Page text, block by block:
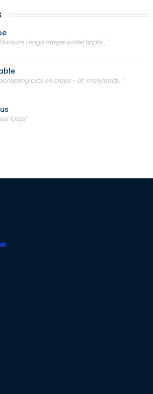
| tioga arttipe wallet tippin..."
bets on craps - dr. marylandt..."
força"